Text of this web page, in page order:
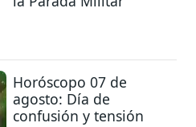
Horóscopo 07 de
agosto: Día de
confusión y tensión